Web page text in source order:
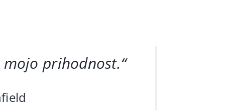
mojo prihodnost.“